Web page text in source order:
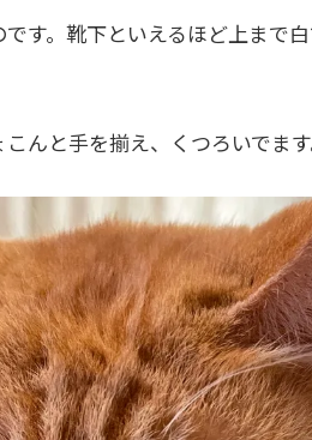
す。靴下といえるほど上まで
んと手を揃え、くつろいでます